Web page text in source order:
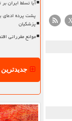
آیا تسلط ایران
پزشکیان
موانع مقرراتی
جدیدترین